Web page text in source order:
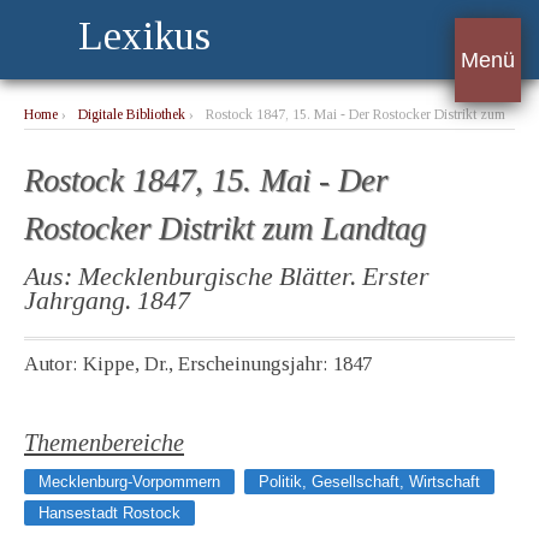
Lexikus
Menü
Home › Digitale Bibliothek ›
Rostock 1847, 15. Mai - Der Rostocker Distrikt zum
Rostock 1847, 15. Mai - Der
Rostocker Distrikt zum Landtag
Aus: Mecklenburgische Blätter. Erster
Jahrgang. 1847
Autor: Kippe, Dr., Erscheinungsjahr: 1847
Themenbereiche
Mecklenburg-Vorpommern
Politik, Gesellschaft, Wirtschaft
Hansestadt Rostock